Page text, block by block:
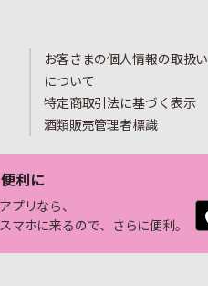
お客さまの個人情報の取扱い
について
特定商取引法に基づく表示
酒類販売管理者標識
利に
プリなら、
マホに来るので、さらに便利。